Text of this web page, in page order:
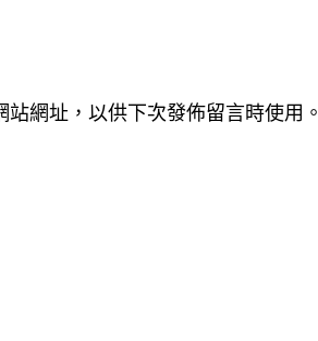
網址，以供下次發佈留言時使用。